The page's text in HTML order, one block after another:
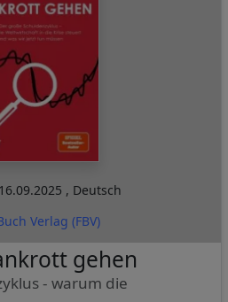
16.09.2025 , Deutsch
Verlag (FBV)
gehen
- warum die